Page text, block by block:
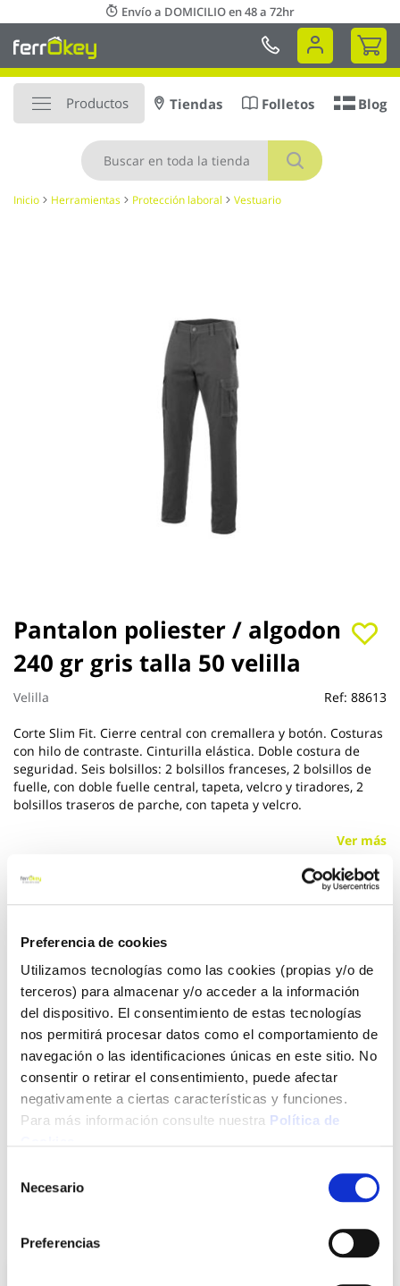
Preferencia de cookies
Utilizamos tecnologías como las cookies (propias y/o de
terceros) para almacenar y/o acceder a la información
del dispositivo. El consentimiento de estas tecnologías
nos permitirá procesar datos como el comportamiento de
navegación o las identificaciones únicas en este sitio. No
consentir o retirar el consentimiento, puede afectar
negativamente a ciertas características y funciones.
Para más información consulte nuestra Política de
Necesario
Preferencias
al
contenido
Envío a DOMICILIO en 48 a 72hr
Mi
Productos
Buscar
Tiendas Folletos Blog
Inicio Herramientas Protección laboral Vestuario
Pantalon poliester / algodon
240 gr gris talla 50 velilla
Velilla Ref: 88613
Corte Slim Fit. Cierre central con cremallera y botón. Costuras
con hilo de contraste. Cinturilla elástica. Doble costura de
seguridad. Seis bolsillos: 2 bolsillos franceses, 2 bolsillos de
fuelle, con doble fuelle central, tapeta, velcro y tiradores, 2
bolsillos traseros de parche, con tapeta y velcro.
Ver más
13,46 €
Añadir al carrito
Click&Collect - Recogida gratis
en nuestras tiendas
Envío a domicilio:
5 días hábiles
+ INFO
Saltar
al
comienzo
de
la
de
imágenes